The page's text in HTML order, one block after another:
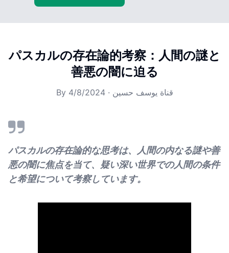
パスカルの存在論的考察：人間の謎と
善悪の闇に迫る
By قناة يوسف حسين ·
4/8/2024
パスカルの存在論的な思考は、人間の内なる謎や善
悪の闇に焦点を当て、疑い深い世界での人間の条件
と希望について考察しています。